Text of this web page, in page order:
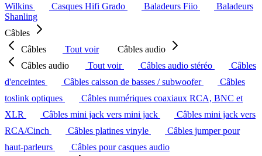
Wilkins
Casques Hifi Grado Baladeurs Fiio
Baladeurs
Shanling
Câbles
Câbles
Tout voir
Câbles audio
Câbles audio
Tout voir Câbles audio stéréo
Câbles
d'enceintes
Câbles caisson de basses / subwoofer
Câbles
toslink optiques
Câbles numériques coaxiaux RCA, BNC et
XLR
Câbles mini jack vers mini jack
Câbles mini jack vers
RCA/Cinch
Câbles platines vinyle
Câbles jumper pour
haut-parleurs
Câbles pour casques audio